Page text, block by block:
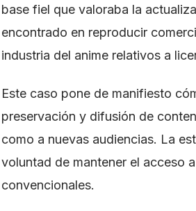
base fiel que valoraba la
encontrado en reproducir
industria del anime relativos a
Este caso pone de manifiesto
preservación y difusión de
como a nuevas audiencias. La
voluntad de mantener el acceso
convencionales.